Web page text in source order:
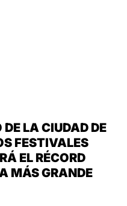
DE LA CIUDAD DE
FESTIVALES
EL RÉCORD
MÁS GRANDE